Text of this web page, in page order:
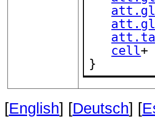
cell+
}
[English] [Deutsch] [